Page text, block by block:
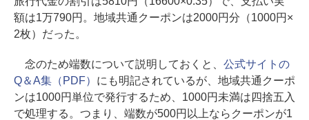
額は1万790円。地域共通クーポンは2000円分（1000円×
2枚）だった。
念のため端数について説明しておくと、 公式サイトの
Q＆A集（PDF） にも明記されているが、地域共通クーポ
ンは1000円単位で発行するため、1000円未満は四捨五入
で処理する。つまり、端数が500円以上ならクーポンが1